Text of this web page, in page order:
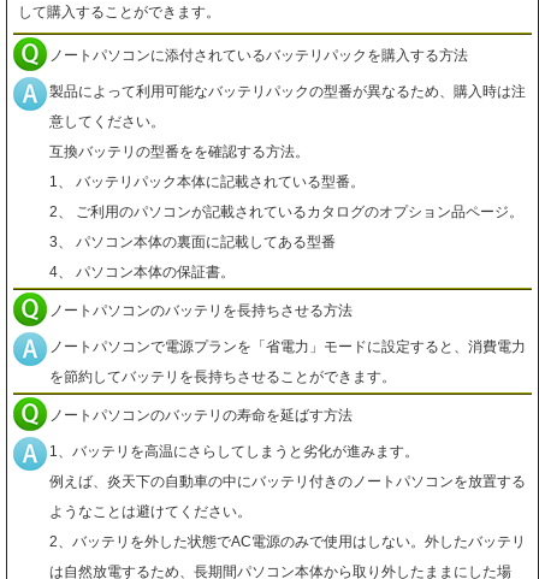
して購入することができます。
ノートパソコンに添付されているバッテリパックを購入する方法
製品によって利用可能なバッテリパックの型番が異なるため、購入時は注
意してください。
互換バッテリの型番をを確認する方法。
1、 バッテリパック本体に記載されている型番。
2、 ご利用のパソコンが記載されているカタログのオプション品ページ。
3、 パソコン本体の裏面に記載してある型番
4、 パソコン本体の保証書。
ノートパソコンのバッテリを長持ちさせる方法
ノートパソコンで電源プランを「省電力」モードに設定すると、消費電力
を節約してバッテリを長持ちさせることができます。
ノートパソコンのバッテリの寿命を延ばす方法
1、バッテリを高温にさらしてしまうと劣化が進みます。
例えば、炎天下の自動車の中にバッテリ付きのノートパソコンを放置する
ようなことは避けてください。
2、バッテリを外した状態でAC電源のみで使用はしない。外したバッテリ
は自然放電するため、長期間パソコン本体から取り外したままにした場